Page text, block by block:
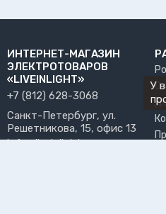
ИНТЕРНЕТ-МАГАЗИН
ЭЛЕКТРОТОВАРОВ
«LIVEINLIGHT»
+7 (812) 628-3068
Санкт-Петербург, ул.
Решетникова, 15, офис 13
info@liveinlight.ru
О
У